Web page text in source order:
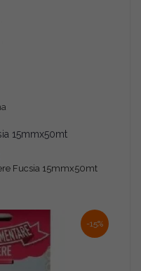
15mmx50mt
Fucsia 15mmx50mt
-15%